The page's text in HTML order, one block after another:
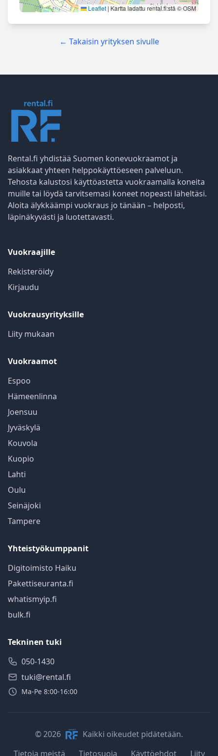
Leaflet | Kartta ladattu rental.fi:stä © OSM
← Takaisin yrityksen sivulle
Rental.fi yhdistää Suomen konevuokraamot ja
asiakkaat yhteen helppokäyttöeseen palveluun.
Tehosta kalustosi käyttöastetta vuokraamalla koneita
muille tai löydä tarvitsemasi koneet nopeasti läheltäsi.
Aloita älykkäämpi vuokraus jo tänään – helposti,
läpinäkyvästi ja luotettavasti.
Vuokraajille
Rekisteröidy
Kirjaudu
Vuokrausyrityksille
Liity mukaan
Vuokraamot
Espoo
Hämeenlinna
Joensuu
Jyväskylä
Kouvola
Kuopio
Lahti
Oulu
Seinäjoki
Tampere
Yhteistyökumppanit
Digitoimisto Haiku
Pakettiseuranta.fi
whatismyip.fi
bulk.fi
Tekninen tuki
050-1430
tuki@rental.fi
Ma-Pe 8:00-16:00
© 2026
Kaikki oikeudet pidätetään.
Tietoja meistä
Tietosuoja Käyttöehdot Liity